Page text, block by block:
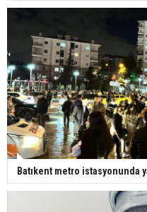
Batıkent metro istasyonunda